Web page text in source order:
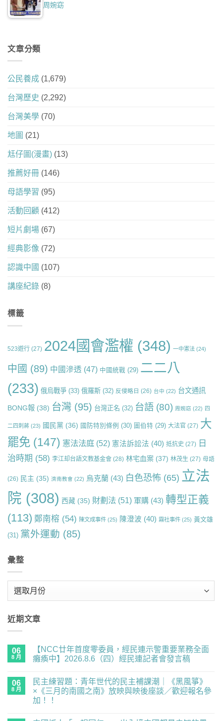
周婉窈
文章分類
公民養成 (1,679)
台灣歷史 (2,292)
台灣美學 (70)
地圖 (21)
尪仔圖(漫畫) (13)
推薦好冊 (146)
母語學習 (95)
活動回顧 (412)
短片劇場 (67)
經典影像 (72)
認識中國 (107)
講座紀錄 (8)
標籤
523遊行 (27) 2024國會濫權 (348) 一中憲法 (24)
中國 (89) 中國滲透 (47) 中國統戰 (29) 二二八
(233) 俄烏戰爭 (33) 俄羅斯 (32) 反侵略日 (26) 台中 (22) 台文通訊
BONG報 (38) 台灣 (95) 台灣正名 (32) 台語 (80) 周婉窈 (22) 四
二四刺蔣 (23) 國民黨 (36) 國防特別條例 (30) 圖伯特 (29) 大法官 (27) 大
罷免 (147) 憲法法庭 (52) 憲法訴訟法 (40) 抵抗史 (27) 日
治時期 (58) 李江却台語文教基金會 (28) 林宅血案 (37) 林茂生 (27) 母語
(26) 民主 (35) 濟南教會 (22) 烏克蘭 (43) 白色恐怖 (65) 立法
院 (308) 西藏 (35) 財劃法 (51) 軍購 (43) 轉型正義
(113) 鄭南榕 (54) 陳文成事件 (25) 陳澄波 (40) 霧社事件 (25) 黃文雄
(31) 黨外運動 (85)
彙整
近期文章
06
8 月
【NCC廿年首度零委員，經民連示警重要業務全面
癱瘓中】2026.8.6（四）經民連記者會發言稿
廿
首
度
留
言
06
8 月
民主練習題：青年世代的民主補課潮｜《黑風箏》
×《三月的南國之南》放映與映後座談／歡迎報名參
加！！